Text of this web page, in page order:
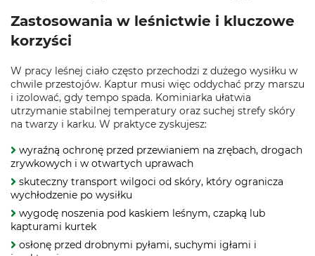
Zastosowania w leśnictwie i kluczowe
korzyści
W pracy leśnej ciało często przechodzi z dużego wysiłku w
chwile przestojów. Kaptur musi więc oddychać przy marszu
i izolować, gdy tempo spada. Kominiarka ułatwia
utrzymanie stabilnej temperatury oraz suchej strefy skóry
na twarzy i karku. W praktyce zyskujesz:
wyraźną ochronę przed przewianiem na zrębach, drogach
zrywkowych i w otwartych uprawach
skuteczny transport wilgoci od skóry, który ogranicza
wychłodzenie po wysiłku
wygodę noszenia pod kaskiem leśnym, czapką lub
kapturami kurtek
osłonę przed drobnymi pyłami, suchymi igłami i